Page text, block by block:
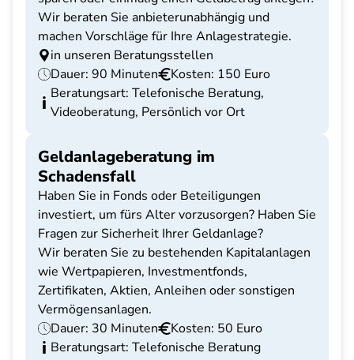
Wir beraten Sie anbieterunabhängig und
machen Vorschläge für Ihre Anlagestrategie.
in unseren Beratungsstellen
Dauer: 90 Minuten
Kosten: 150 Euro
Beratungsart: Telefonische Beratung,
Videoberatung, Persönlich vor Ort
Geldanlageberatung im
Schadensfall
Haben Sie in Fonds oder Beteiligungen
investiert, um fürs Alter vorzusorgen? Haben Sie
Fragen zur Sicherheit Ihrer Geldanlage?
Wir beraten Sie zu bestehenden Kapitalanlagen
wie Wertpapieren, Investmentfonds,
Zertifikaten, Aktien, Anleihen oder sonstigen
Vermögensanlagen.
Dauer: 30 Minuten
Kosten: 50 Euro
Beratungsart: Telefonische Beratung